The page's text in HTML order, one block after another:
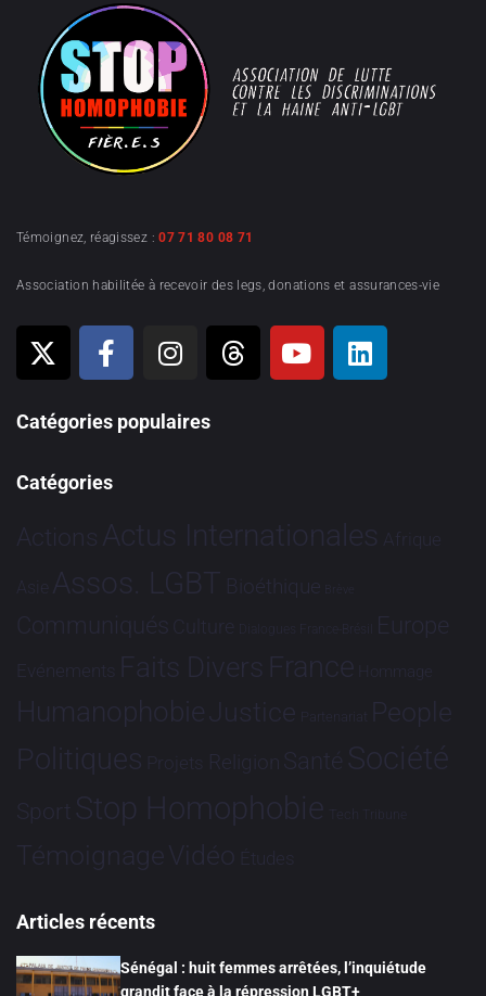
Témoignez, réagissez :07 71 80 08 71
Association habilitée à recevoir des legs, donations et assurances-vie
Catégories populaires
Catégories
Actions Actus Internationales Afrique
Asie Assos. LGBT Bioéthique Brève
Communiqués Culture Dialogues France-Brésil Europe
Evénements Faits Divers France Hommage
HumanophobieJustice Partenariat People
Politiques Projets Religion Santé Société
Sport Stop Homophobie Tech Tribune
TémoignageVidéo Études
Articles récents
Sénégal : huit femmes arrêtées, l’inquiétude
grandit face à la répression LGBT+